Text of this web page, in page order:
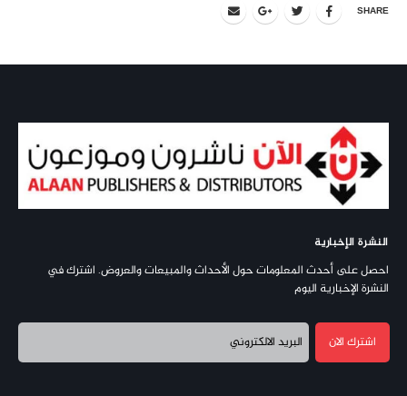
SHARE
النشرة الإخبارية
احصل على أحدث المعلومات حول الأحداث والمبيعات والعروض. اشترك في
النشرة الإخبارية اليوم